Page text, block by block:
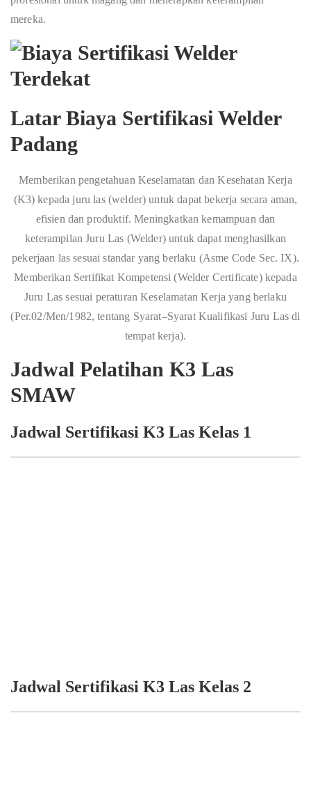
mereka.
Latar Biaya Sertifikasi Welder
Padang
Memberikan pengetahuan Keselamatan dan Kesehatan Kerja
(K3) kepada juru las (welder) untuk dapat bekerja secara aman,
efisien dan produktif. Meningkatkan kemampuan dan
keterampilan Juru Las (Welder) untuk dapat menghasilkan
pekerjaan las sesuai standar yang berlaku (Asme Code Sec. IX).
Memberikan Sertifikat Kompetensi (Welder Certificate) kepada
Juru Las sesuai peraturan Keselamatan Kerja yang berlaku
(Per.02/Men/1982, tentang Syarat–Syarat Kualifikasi Juru Las di
tempat kerja).
Jadwal Pelatihan K3 Las
SMAW
Jadwal Sertifikasi K3 Las Kelas 1
Jadwal Sertifikasi K3 Las Kelas 2